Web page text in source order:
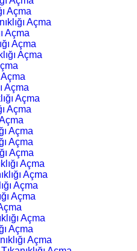
Açma
Açma
Açma
Açma
Açma
Açma
Açma
Açma
Açma
Açma
Açma
Açma
Açma
Açma
Açma
Açma
Açma
Açma
Açma